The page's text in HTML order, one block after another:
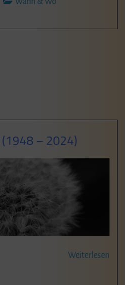
– 2024)
Weiterlesen